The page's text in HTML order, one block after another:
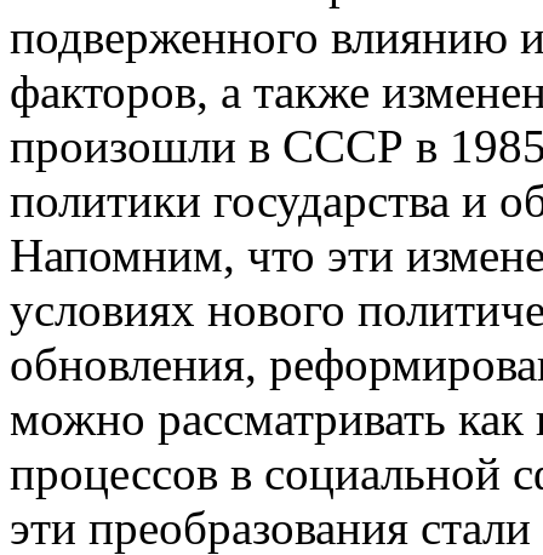
подверженного влиянию
факторов, а также
произошли в СССР в
политики государства и
Напомним, что эти
условиях нового
обновления,
можно рассматривать
процессов в социальной
эти преобразования